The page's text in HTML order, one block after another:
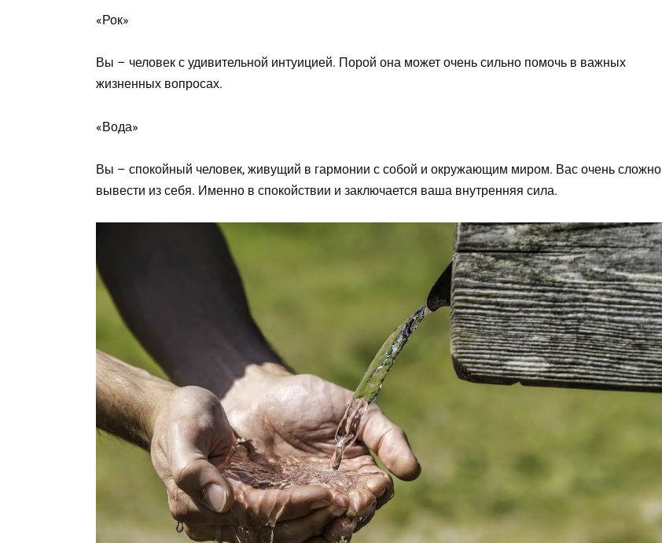
«Рок»
Вы – человек с удивительной интуицией. Порой она может очень сильно помочь в важных
жизненных вопросах.
«Вода»
Вы – спокойный человек, живущий в гармонии с собой и окружающим миром. Вас очень сложно
вывести из себя. Именно в спокойствии и заключается ваша внутренняя сила.